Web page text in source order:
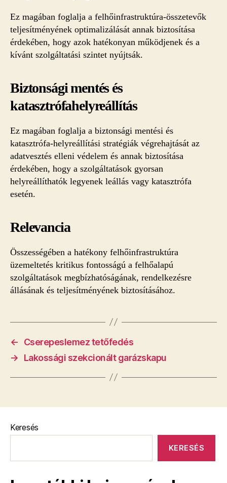
Ez magában foglalja a felhőinfrastruktúra-összetevők
teljesítményének optimalizálását annak biztosítása
érdekében, hogy azok hatékonyan működjenek és a
kívánt szolgáltatási szintet nyújtsák.
Biztonsági mentés és
katasztrófahelyreállítás
Ez magában foglalja a biztonsági mentési és
katasztrófa-helyreállítási stratégiák végrehajtását az
adatvesztés elleni védelem és annak biztosítása
érdekében, hogy a szolgáltatások gyorsan
helyreállíthatók legyenek leállás vagy katasztrófa
esetén.
Relevancia
Összességében a hatékony felhőinfrastruktúra
üzemeltetés kritikus fontosságú a felhőalapú
szolgáltatások megbízhatóságának, rendelkezésre
állásának és teljesítményének biztosításához.
←
Cserepeslemez tetőfedés
→
Lakossági szekcionált garázskapu
Keresés
KERESÉS